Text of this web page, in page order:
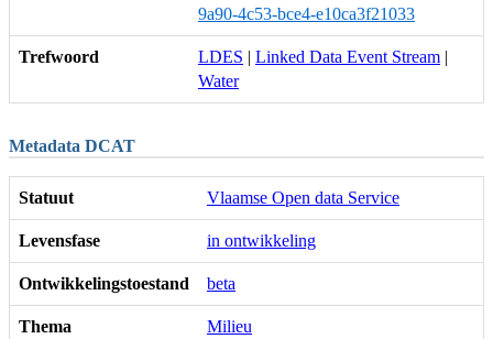
9a90-4c53-bce4-e10ca3f21033
Trefwoord LDES | Linked Data Event Stream |
Water
Metadata DCAT
Statuut Vlaamse Open data Service
Levensfase in ontwikkeling
Ontwikkelingstoestand beta
Thema Milieu